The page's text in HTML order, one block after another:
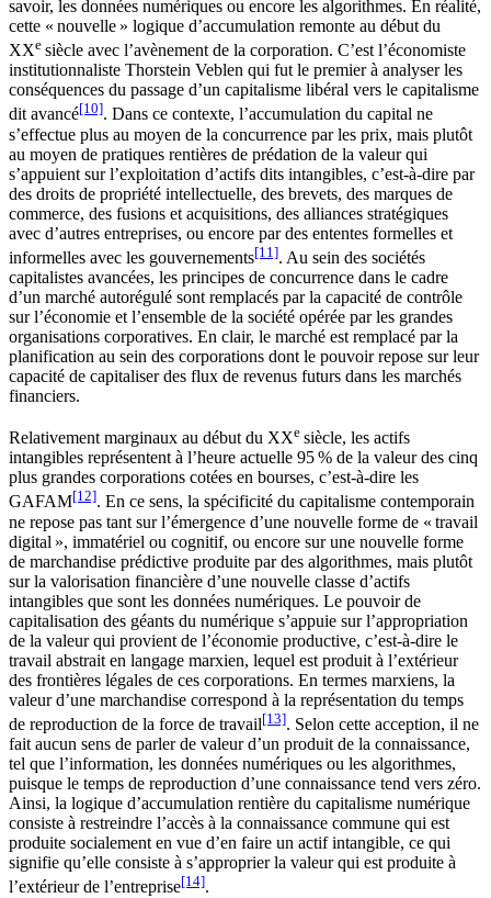
savoir, les données numériques ou encore les algorithmes. En réalité,
cette « nouvelle » logique d’accumulation remonte au début du
XXe siècle avec l’avènement de la corporation. C’est l’économiste
institutionnaliste Thorstein Veblen qui fut le premier à analyser les
conséquences du passage d’un capitalisme libéral vers le capitalisme
dit avancé[10]. Dans ce contexte, l’accumulation du capital ne
s’effectue plus au moyen de la concurrence par les prix, mais plutôt
au moyen de pratiques rentières de prédation de la valeur qui
s’appuient sur l’exploitation d’actifs dits intangibles, c’est-à-dire par
des droits de propriété intellectuelle, des brevets, des marques de
commerce, des fusions et acquisitions, des alliances stratégiques
avec d’autres entreprises, ou encore par des ententes formelles et
informelles avec les gouvernements[11]. Au sein des sociétés
capitalistes avancées, les principes de concurrence dans le cadre
d’un marché autorégulé sont remplacés par la capacité de contrôle
sur l’économie et l’ensemble de la société opérée par les grandes
organisations corporatives. En clair, le marché est remplacé par la
planification au sein des corporations dont le pouvoir repose sur leur
capacité de capitaliser des flux de revenus futurs dans les marchés
financiers.
Relativement marginaux au début du XXe siècle, les actifs
intangibles représentent à l’heure actuelle 95 % de la valeur des cinq
plus grandes corporations cotées en bourses, c’est-à-dire les
GAFAM[12]. En ce sens, la spécificité du capitalisme contemporain
ne repose pas tant sur l’émergence d’une nouvelle forme de « travail
digital », immatériel ou cognitif, ou encore sur une nouvelle forme
de marchandise prédictive produite par des algorithmes, mais plutôt
sur la valorisation financière d’une nouvelle classe d’actifs
intangibles que sont les données numériques. Le pouvoir de
capitalisation des géants du numérique s’appuie sur l’appropriation
de la valeur qui provient de l’économie productive, c’est-à-dire le
travail abstrait en langage marxien, lequel est produit à l’extérieur
des frontières légales de ces corporations. En termes marxiens, la
valeur d’une marchandise correspond à la représentation du temps
de reproduction de la force de travail[13]. Selon cette acception, il ne
fait aucun sens de parler de valeur d’un produit de la connaissance,
tel que l’information, les données numériques ou les algorithmes,
puisque le temps de reproduction d’une connaissance tend vers zéro.
Ainsi, la logique d’accumulation rentière du capitalisme numérique
consiste à restreindre l’accès à la connaissance commune qui est
produite socialement en vue d’en faire un actif intangible, ce qui
signifie qu’elle consiste à s’approprier la valeur qui est produite à
l’extérieur de l’entreprise[14].